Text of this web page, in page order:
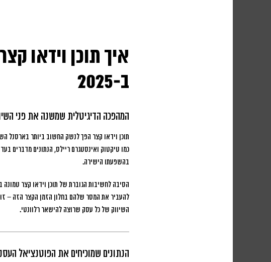
איך תוכן וידאו
ב-2025
המהפכה הדיגיטלית שמשנה את פני
תוכן וידאו קצר הפך לנשק החשוב ביותר בארסנל
בהשפעתו הישירה.
להעביר את המסר שלהם בחלון הזמן הקצר הזה –
השיווק של כל עסק שרוצה להישאר רלוונטי.
הנתונים שמוכיחים את הפוטנציאל